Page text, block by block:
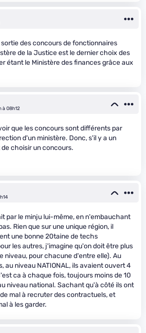
des concours de fonctionnaires
de la Justice est le dernier choix des
étant le Ministère des finances grâce aux
à 08h12
que les concours sont différents par
d'un ministère. Donc, s'il y a un
choisir un concours.
par le minju lui-même, en n'embauchant
Rien que sur une unique région, il
une bonne 20taine de techs
les autres, j'imagine qu'on doit être plus
niveau, pour chacune d'entre elle). Au
au niveau NATIONAL, ils avaient ouvert 4
ca à chaque fois, toujours moins de 10
niveau national. Sachant qu'à côté ils ont
mal à recruter des contractuels, et
à les garder.